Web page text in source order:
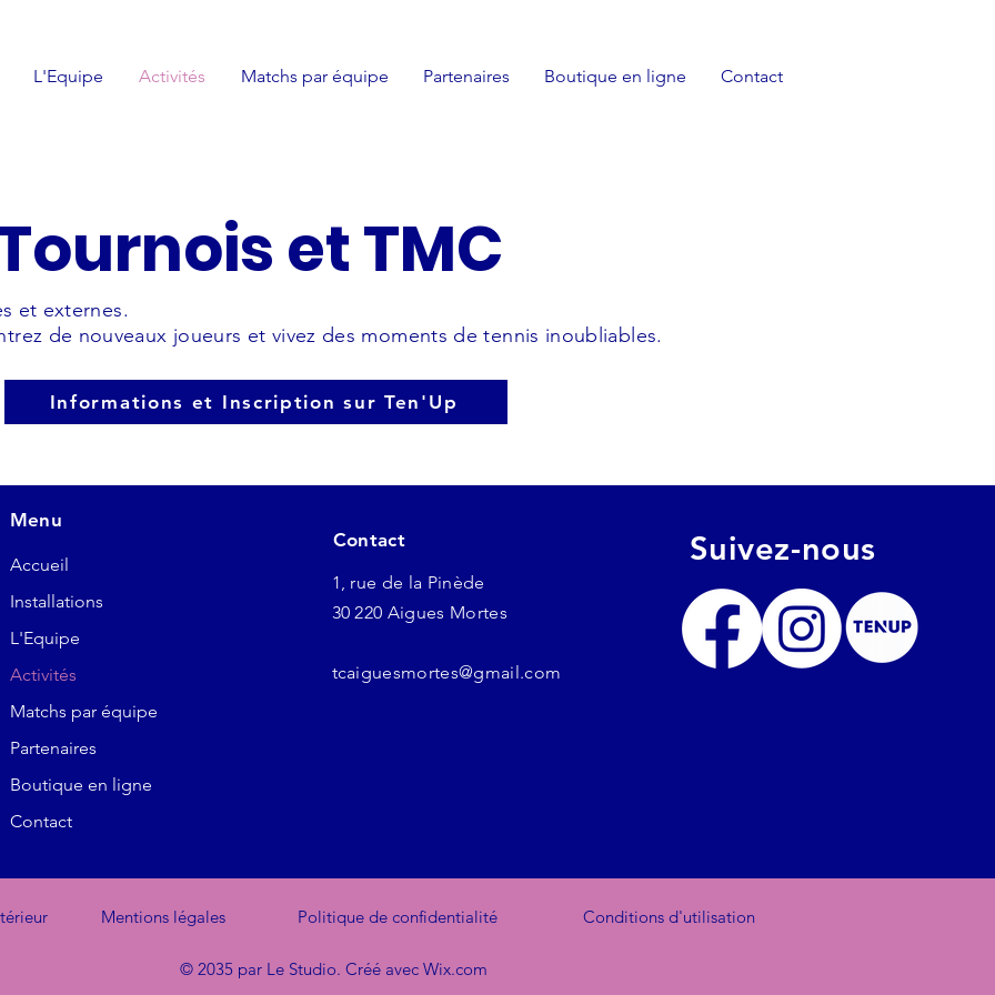
L'Equipe Activités Matchs par équipe Partenaires Boutique en ligne Contact
et TMC
et externes.
de nouveaux joueurs et vivez des moments de tennis inoubliables.
Informations et Inscription sur Ten'Up
Menu
Accueil
Installations
L'Equipe
Activités
Matchs par équipe
Partenaires
Boutique en ligne
Contact
Contact
1, rue de la Pinède
30 220 Aigues Mortes
tcaiguesmortes@gmail.com
Suivez-nous
Mentions légales Politique de confidentialité Conditions d'utilisation
© 2035 par Le Studio. Créé avec Wix.com